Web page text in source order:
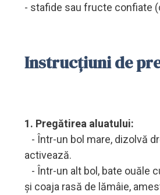
- stafide sau fructe confiate
Instrucțiuni de
1. Pregătirea aluatului:
- Într-un bol mare, dizolvă
activează.
- Într-un alt bol, bate ouăle
și coaja rasă de lămâie,